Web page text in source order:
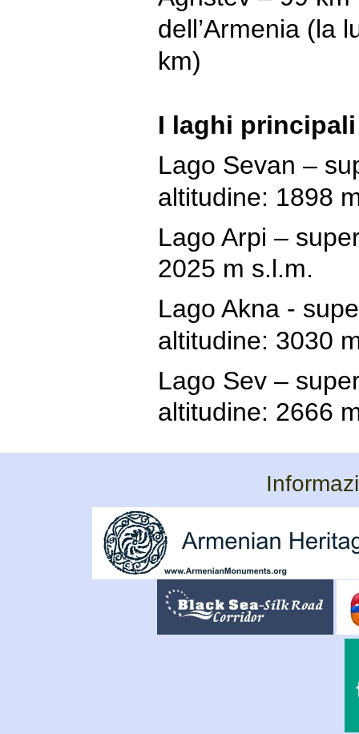
dell’Armenia (la
km)
I laghi principali
Lago Sevan –
altitudine: 1898
Lago Arpi –
2025 m s.l.m.
Lago Akna -
altitudine: 3030
Lago Sev –
altitudine: 2666